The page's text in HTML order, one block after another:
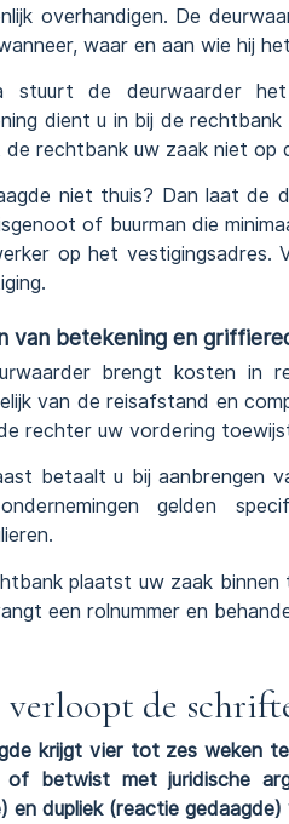
overhandigen. De
waar en aan wie hij
stuurt de deurwaarder
dient u in bij de
de rechtbank uw zaak niet op
niet thuis? Dan laat de
of buurman die
op het vestigingsadres.
van betekening en
brengt kosten in
van de reisafstand en
rechter uw vordering
betaalt u bij aanbrengen
gelden
plaatst uw zaak
een rolnummer en
verloopt de
krijgt vier tot zes weken
of betwist met juridische
en dupliek (reactie